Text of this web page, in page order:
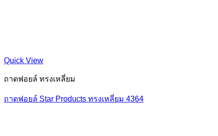
Quick View
ถาดฟอยล์ ทรงเหลี่ยม
ถาดฟอยล์ Star Products ทรงเหลี่ยม 4364